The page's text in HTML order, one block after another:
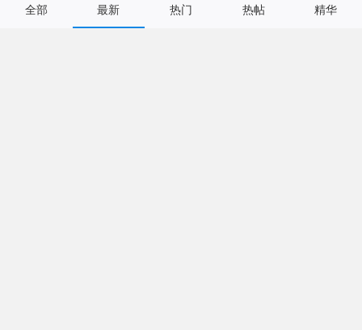
全部 最新 热门 热帖 精华